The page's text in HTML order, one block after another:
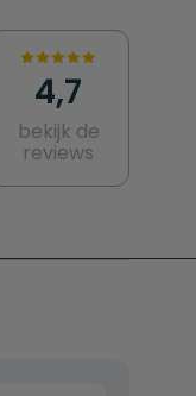
4,7
bekijk de
reviews